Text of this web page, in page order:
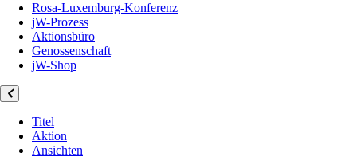
Rosa-Luxemburg-Konferenz
jW-Prozess
Aktionsbüro
Genossenschaft
jW-Shop
Titel
Aktion
Ansichten